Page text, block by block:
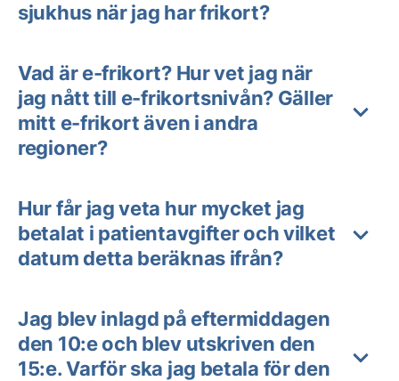
sjukhus när jag har frikort?
Vad är e-frikort? Hur vet jag när
jag nått till e-frikortsnivån? Gäller
mitt e-frikort även i andra
regioner?
Hur får jag veta hur mycket jag
betalat i patientavgifter och vilket
datum detta beräknas ifrån?
Jag blev inlagd på eftermiddagen
den 10:e och blev utskriven den
15:e. Varför ska jag betala för den